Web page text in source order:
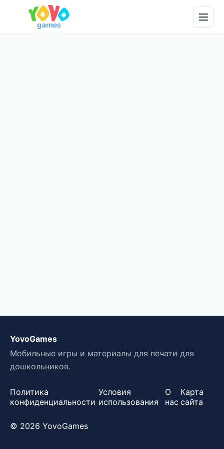
YovoGames
Мобильные игры и материалы для печати для
дошкольников.
Политика
конфиденциальности
Условия
использования
О
нас
Карта
сайта
© 2026 YovoGames